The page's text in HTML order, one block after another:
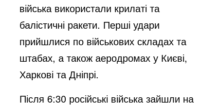
війська використали крилаті та
балістичні ракети. Перші удари
прийшлися по військових складах та
штабах, а також аеродромах у Києві,
Харкові та Дніпрі.
Після 6:30 російські війська зайшли на